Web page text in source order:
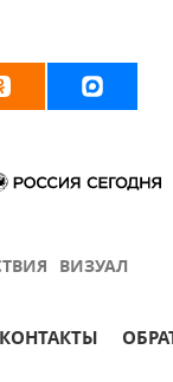
ВИЗУАЛ
КОНТАКТЫ